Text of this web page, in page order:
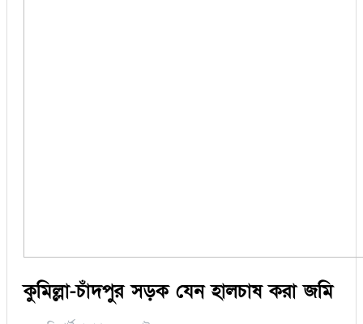
কুমিল্লা-চাঁদপুর সড়ক যেন হালচাষ করা জমি